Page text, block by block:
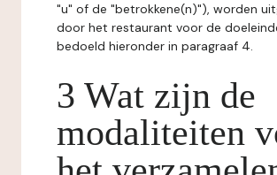
"u" of de "betrokkene(n)"), worden
door het restaurant voor de
bedoeld hieronder in paragraaf 4.
3 Wat zijn de
modaliteiten